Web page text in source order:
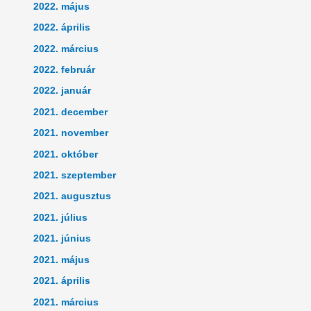
2022. május
2022. április
2022. március
2022. február
2022. január
2021. december
2021. november
2021. október
2021. szeptember
2021. augusztus
2021. július
2021. június
2021. május
2021. április
2021. március